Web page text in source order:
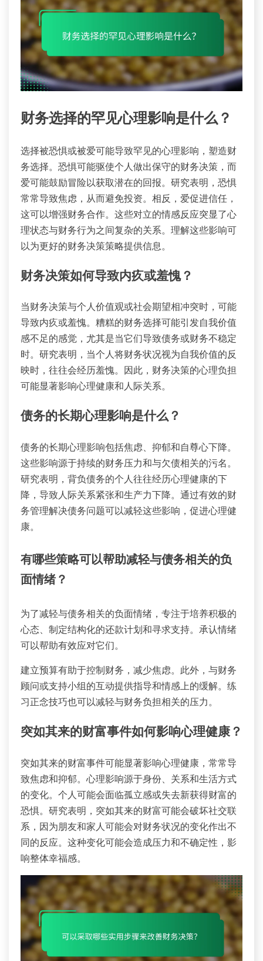
财务选择的罕见心理影响是什么？
选择被恐惧或被爱可能导致罕见的心理影响，塑造财
务选择。恐惧可能驱使个人做出保守的财务决策，而
爱可能鼓励冒险以获取潜在的回报。研究表明，恐惧
常常导致焦虑，从而避免投资。相反，爱促进信任，
这可以增强财务合作。这些对立的情感反应突显了心
理状态与财务行为之间复杂的关系。理解这些影响可
以为更好的财务决策策略提供信息。
财务决策如何导致内疚或羞愧？
当财务决策与个人价值观或社会期望相冲突时，可能
导致内疚或羞愧。糟糕的财务选择可能引发自我价值
感不足的感觉，尤其是当它们导致债务或财务不稳定
时。研究表明，当个人将财务状况视为自我价值的反
映时，往往会经历羞愧。因此，财务决策的心理负担
可能显著影响心理健康和人际关系。
债务的长期心理影响是什么？
债务的长期心理影响包括焦虑、抑郁和自尊心下降。
这些影响源于持续的财务压力和与欠债相关的污名。
研究表明，背负债务的个人往往经历心理健康的下
降，导致人际关系紧张和生产力下降。通过有效的财
务管理解决债务问题可以减轻这些影响，促进心理健
康。
有哪些策略可以帮助减轻与债务相关的负
面情绪？
为了减轻与债务相关的负面情绪，专注于培养积极的
心态、制定结构化的还款计划和寻求支持。承认情绪
可以帮助有效应对它们。
建立预算有助于控制财务，减少焦虑。此外，与财务
顾问或支持小组的互动提供指导和情感上的缓解。练
习正念技巧也可以减轻与财务负担相关的压力。
突如其来的财富事件如何影响心理健康？
突如其来的财富事件可能显著影响心理健康，常常导
致焦虑和抑郁。心理影响源于身份、关系和生活方式
的变化。个人可能会面临孤立感或失去新获得财富的
恐惧。研究表明，突如其来的财富可能会破坏社交联
系，因为朋友和家人可能会对财务状况的变化作出不
同的反应。这种变化可能会造成压力和不确定性，影
响整体幸福感。